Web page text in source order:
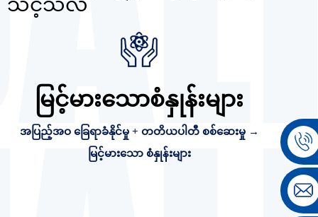
မြင့်မားသောစံနှုန်းများ
အပြည့်အဝ ခြေရာခံနိုင်မှု + တတိယပါတီ စစ်ဆေးမှု →
မြင့်မားသော စံနှုန်းများ
တ